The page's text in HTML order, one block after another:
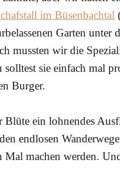
im Büsenbachtal
Garten unter
mussten wir die
sie einfach mal
Burger.
ein lohnendes
endlosen
machen werden.